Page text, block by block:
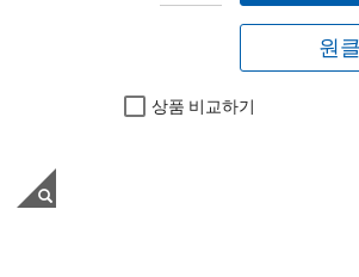
원
상품 비교하기